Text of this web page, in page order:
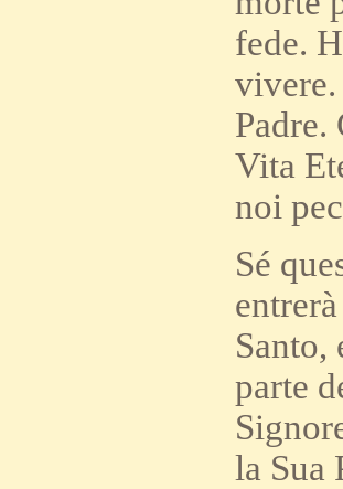
fede.
Padre.
Vita
noi
Sé
parte
la Sua